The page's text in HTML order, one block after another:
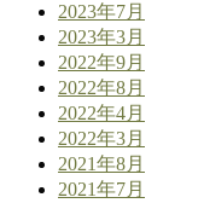
2023年7月
2023年3月
2022年9月
2022年8月
2022年4月
2022年3月
2021年8月
2021年7月